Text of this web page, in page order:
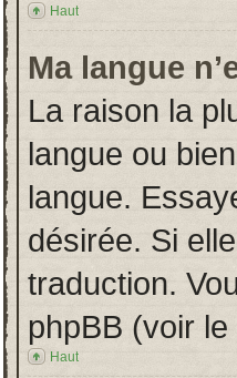
Haut
Ma langue
La raison la
langue ou
langue.
désirée. Si
traduction.
phpBB (voir
Haut